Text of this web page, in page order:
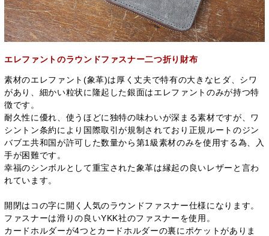
エレファントのラウンドファスナー二つ折り財布
素材のエレファント(象革)は厚く丈夫で特有の大きなヒダ、シワ
があり、細かい粒状に隆起した銀面はエレファントのみが持つ特
徴です。
耐久性に優れ、使うほどに独特の味わいが深まる素材ですが、ワ
シントン条約により国際取引が規制されており正規ルートのジン
バブエ共和国が許可した数量から第1級素材のみを使用する為、入
手が困難です。
幸福のシンボルとして重宝された象革は縁起の良いレザーと言わ
れています。
開閉はコの字に開く人気のラウンドファスナー仕様になります。
ファスナーは滑りの良いYKK社のファスナーを使用。
カードホルダーが4つとカードホルダーの裏にポケットがありま